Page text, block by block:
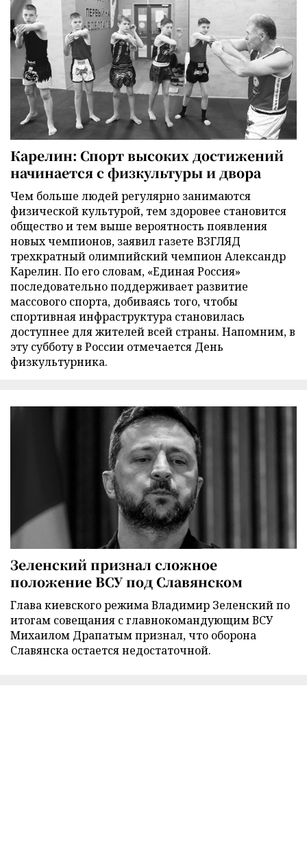
Карелин: Спорт высоких достижений
начинается с физкультуры и двора
Чем больше людей регулярно занимаются
физической культурой, тем здоровее становится
общество и тем выше вероятность появления
новых чемпионов, заявил газете ВЗГЛЯД
трехкратный олимпийский чемпион Александр
Карелин. По его словам, «Единая Россия»
последовательно поддерживает развитие
массового спорта, добиваясь того, чтобы
спортивная инфраструктура становилась
доступнее для жителей всей страны. Напомним, в
эту субботу в России отмечается День
физкультурника.
Зеленский признал сложное
положение ВСУ под Славянском
Глава киевского режима Владимир Зеленский по
итогам совещания с главнокомандующим ВСУ
Михаилом Драпатым признал, что оборона
Славянска остается недостаточной.